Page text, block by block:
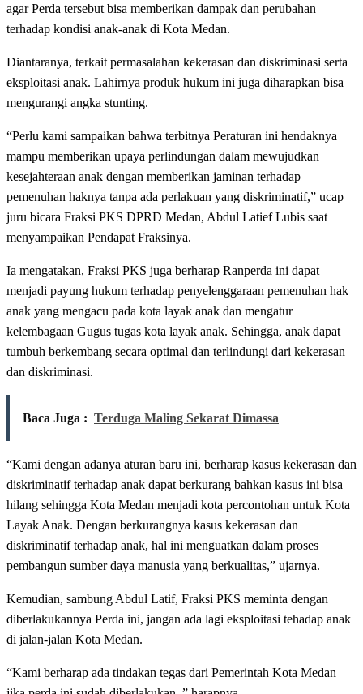
agar Perda tersebut bisa memberikan dampak dan perubahan
terhadap kondisi anak-anak di Kota Medan.
Diantaranya, terkait permasalahan kekerasan dan diskriminasi serta
eksploitasi anak. Lahirnya produk hukum ini juga diharapkan bisa
mengurangi angka stunting.
“Perlu kami sampaikan bahwa terbitnya Peraturan ini hendaknya
mampu memberikan upaya perlindungan dalam mewujudkan
kesejahteraan anak dengan memberikan jaminan terhadap
pemenuhan haknya tanpa ada perlakuan yang diskriminatif,” ucap
juru bicara Fraksi PKS DPRD Medan, Abdul Latief Lubis saat
menyampaikan Pendapat Fraksinya.
Ia mengatakan, Fraksi PKS juga berharap Ranperda ini dapat
menjadi payung hukum terhadap penyelenggaraan pemenuhan hak
anak yang mengacu pada kota layak anak dan mengatur
kelembagaan Gugus tugas kota layak anak. Sehingga, anak dapat
tumbuh berkembang secara optimal dan terlindungi dari kekerasan
dan diskriminasi.
Baca Juga : Terduga Maling Sekarat Dimassa‪
“Kami dengan adanya aturan baru ini, berharap kasus kekerasan dan
diskriminatif terhadap anak dapat berkurang bahkan kasus ini bisa
hilang sehingga Kota Medan menjadi kota percontohan untuk Kota
Layak Anak. Dengan berkurangnya kasus kekerasan dan
diskriminatif terhadap anak, hal ini menguatkan dalam proses
pembangun sumber daya manusia yang berkualitas,” ujarnya.
Kemudian, sambung Abdul Latif, Fraksi PKS meminta dengan
diberlakukannya Perda ini, jangan ada lagi eksploitasi tehadap anak
di jalan-jalan Kota Medan.
“Kami berharap ada tindakan tegas dari Pemerintah Kota Medan